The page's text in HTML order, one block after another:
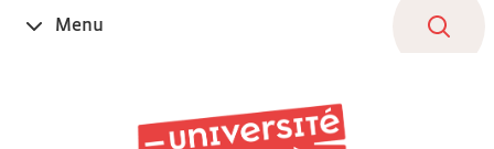
OuvrirMenu